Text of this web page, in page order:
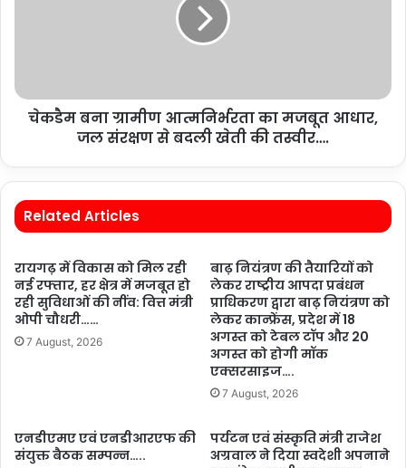
चेकडैम बना ग्रामीण आत्मनिर्भरता का मजबूत आधार,
जल संरक्षण से बदली खेती की तस्वीर….
Related Articles
रायगढ़ में विकास को मिल रही
नई रफ्तार, हर क्षेत्र में मजबूत हो
रही सुविधाओं की नींव: वित्त मंत्री
ओपी चौधरी……
7 August, 2026
बाढ़ नियंत्रण की तैयारियों को
लेकर राष्ट्रीय आपदा प्रबंधन
प्राधिकरण द्वारा बाढ़ नियंत्रण को
लेकर कान्फ्रेंस, प्रदेश में 18
अगस्त को टेबल टॉप और 20
अगस्त को होगी मॉक
एक्सरसाइज….
7 August, 2026
एनडीएमए एवं एनडीआरएफ की
संयुक्त बैठक सम्पन्न…..
पर्यटन एवं संस्कृति मंत्री राजेश
अग्रवाल ने दिया स्वदेशी अपनाने